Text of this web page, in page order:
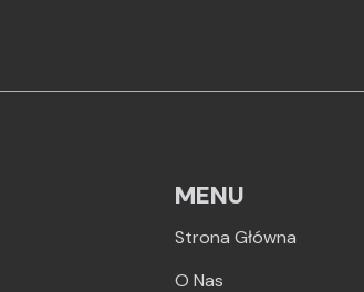
MENU
Strona Główna
O Nas